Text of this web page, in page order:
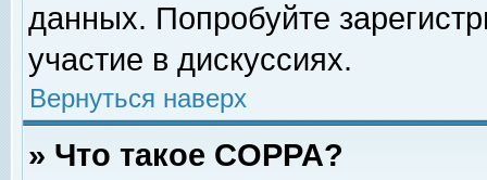
данных. Попробуйте
участие в дискуссиях.
Вернуться наверх
» Что такое COPPA?